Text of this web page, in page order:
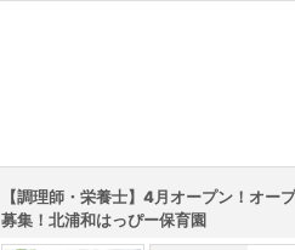
【調理師・栄養士】4月オープン！オー
募集！北浦和はっぴー保育園